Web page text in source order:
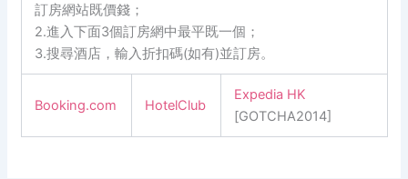
訂房網站既價錢；
2.進入下面3個訂房網中最平既一個；
3.搜尋酒店，輸入折扣碼(如有)並訂房。
Booking.com HotelClub
Expedia HK
[GOTCHA2014]